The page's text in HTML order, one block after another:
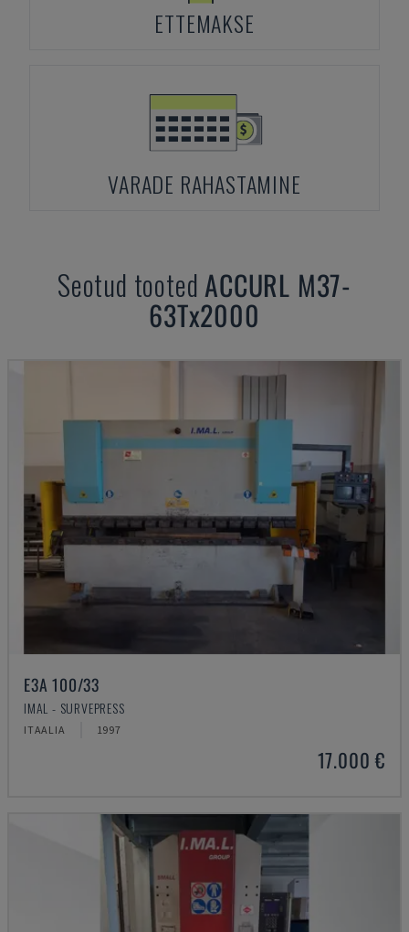
ETTEMAKSE
VARADE RAHASTAMINE
Seotud tootedACCURL M37-
63Tx2000
E3A 100/33
IMAL - SURVEPRESS
ITAALIA 1997
17.000 €